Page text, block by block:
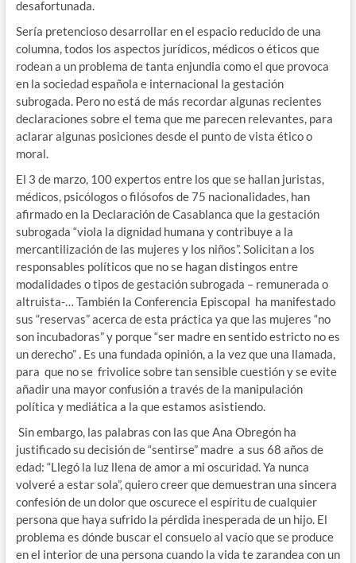
desafortunada.
Sería pretencioso desarrollar en el espacio reducido de una
columna, todos los aspectos jurídicos, médicos o éticos que
rodean a un problema de tanta enjundia como el que provoca
en la sociedad española e internacional la gestación
subrogada. Pero no está de más recordar algunas recientes
declaraciones sobre el tema que me parecen relevantes, para
aclarar algunas posiciones desde el punto de vista ético o
moral.
El 3 de marzo, 100 expertos entre los que se hallan juristas,
médicos, psicólogos o filósofos de 75 nacionalidades, han
afirmado en la Declaración de Casablanca que la gestación
subrogada “viola la dignidad humana y contribuye a la
mercantilización de las mujeres y los niños”. Solicitan a los
responsables políticos que no se hagan distingos entre
modalidades o tipos de gestación subrogada – remunerada o
altruista-… También la Conferencia Episcopal ha manifestado
sus “reservas” acerca de esta práctica ya que las mujeres “no
son incubadoras” y porque “ser madre en sentido estricto no es
un derecho” . Es una fundada opinión, a la vez que una llamada,
para que no se frivolice sobre tan sensible cuestión y se evite
añadir una mayor confusión a través de la manipulación
política y mediática a la que estamos asistiendo.
Sin embargo, las palabras con las que Ana Obregón ha
justificado su decisión de “sentirse” madre a sus 68 años de
edad: “Llegó la luz llena de amor a mi oscuridad. Ya nunca
volveré a estar sola”, quiero creer que demuestran una sincera
confesión de un dolor que oscurece el espíritu de cualquier
persona que haya sufrido la pérdida inesperada de un hijo. El
problema es dónde buscar el consuelo al vacío que se produce
en el interior de una persona cuando la vida te zarandea con un